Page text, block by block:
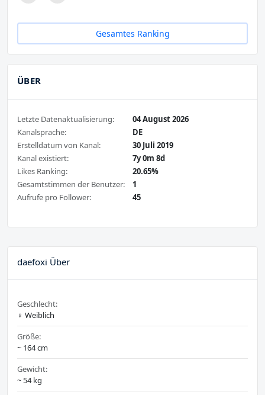
Gesamtes Ranking
ÜBER
Letzte Datenaktualisierung:
04 August 2026
Kanalsprache:
DE
Erstelldatum von Kanal:
30 Juli 2019
Kanal existiert:
7y 0m 8d
Likes Ranking:
20.65%
Gesamtstimmen der Benutzer:
1
Aufrufe pro Follower:
45
daefoxi Über
Geschlecht:
♀️ Weiblich
Größe:
~ 164 cm
Gewicht:
~ 54 kg